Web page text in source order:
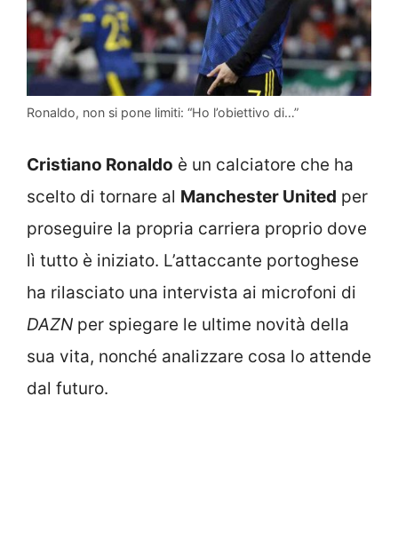
Ronaldo, non si pone limiti: “Ho l’obiettivo di…”
Cristiano Ronaldo è un calciatore che ha
scelto di tornare al Manchester United per
proseguire la propria carriera proprio dove
lì tutto è iniziato. L’attaccante portoghese
ha rilasciato una intervista ai microfoni di
DAZN per spiegare le ultime novità della
sua vita, nonché analizzare cosa lo attende
dal futuro.